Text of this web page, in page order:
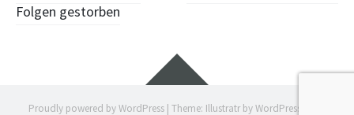
Folgen gestorben
Widgets
Proudly powered by WordPress | Theme: Illustratr byWordPress.com